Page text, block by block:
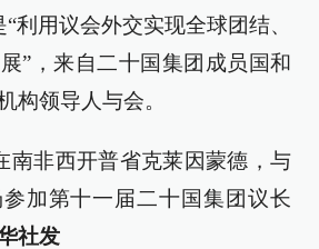
利用议会外交实现全球团结、
”，来自二十国集团成员国和
构领导人与会。
南非西开普省克莱因蒙德，与
加第十一届二十国集团议长
社发